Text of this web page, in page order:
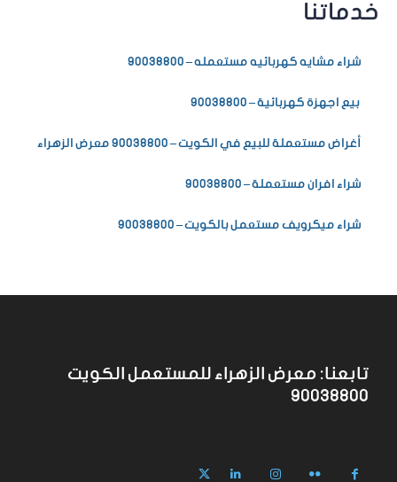
خدماتنا
شراء مشايه كهربائيه مستعمله – 90038800
بيع اجهزة كهربائية – 90038800
أغراض مستعملة للبيع في الكويت – 90038800 معرض الزهراء
شراء افران مستعملة – 90038800
شراء ميكرويف مستعمل بالكويت – 90038800
تابعنا: معرض الزهراء للمستعمل الكويت
90038800